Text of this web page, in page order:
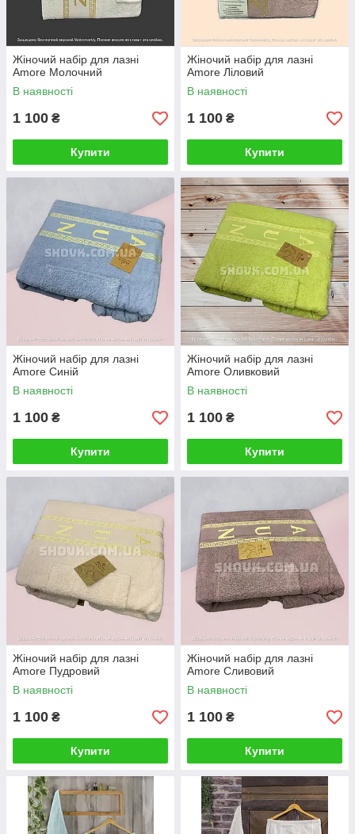
Жіночий набір для лазні
Amore Молочний
В наявності
1 100 ₴
Купити
Жіночий набір для лазні
Amore Ліловий
В наявності
1 100 ₴
Купити
Жіночий набір для лазні
Amore Синій
В наявності
1 100 ₴
Купити
Жіночий набір для лазні
Amore Оливковий
В наявності
1 100 ₴
Купити
Жіночий набір для лазні
Amore Пудровий
В наявності
1 100 ₴
Купити
Жіночий набір для лазні
Amore Сливовий
В наявності
1 100 ₴
Купити